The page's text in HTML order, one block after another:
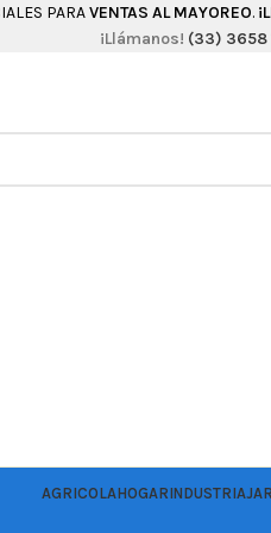
PARAVENTAS AL MAYOREO.
¡Llámanos! (33) 3658
AGRICOLAHOGARINDUSTRIA